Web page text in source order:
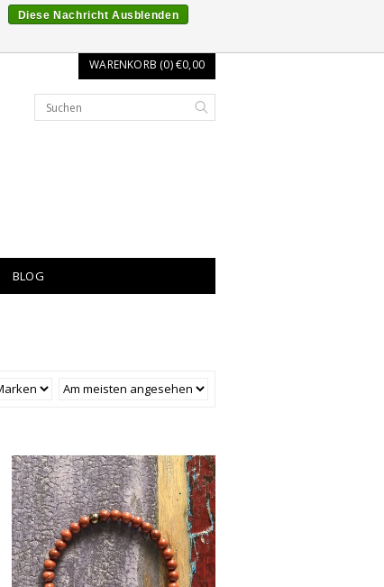
WARENKORB (0) €0,00
BLOG
Diese Nachricht Ausblenden